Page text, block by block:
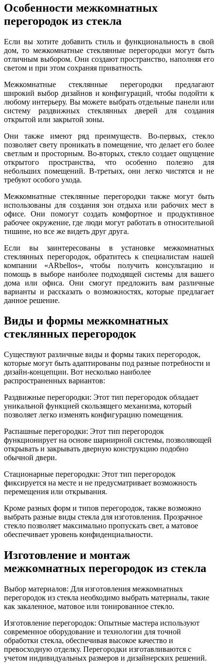
Особенности межкомнатных
перегородок из стекла
Если вы хотите добавить стиль и функциональность в свой
дом, то межкомнатные стеклянные перегородки могут быть
отличным выбором. Они создают пространство, наполняя его
светом и при этом сохраняя приватность.
Межкомнатные стеклянные перегородки предлагают
широкий выбор дизайнов и конфигураций, чтобы подойти к
любому интерьеру. Вы можете выбрать отдельные панели или
систему раздвижных стеклянных дверей для создания
открытой или закрытой зоны.
Они также имеют ряд преимуществ. Во-первых, стекло
позволяет свету проникать в помещение, что делает его более
светлым и просторным. Во-вторых, стекло создает ощущение
открытого пространства, что особенно полезно для
небольших помещений. В-третьих, они легко чистятся и не
требуют особого ухода.
Межкомнатные стеклянные перегородки также могут быть
использованы для создания зон отдыха или рабочих мест в
офисе. Они помогут создать комфортное и продуктивное
рабочее окружение, где люди могут работать в относительной
тишине, но все же видеть друг друга.
Если вы заинтересованы в установке межкомнатных
стеклянных перегородок, обратитесь к специалистам нашей
компании «ARbellos», чтобы получить консультацию и
помощь в выборе наиболее подходящей системы для вашего
дома или офиса. Они смогут предложить вам различные
варианты и рассказать о возможностях, которые предлагает
данное решение.
Виды и формы межкомнатных
стеклянных перегородок
Существуют различные виды и формы таких перегородок,
которые могут быть адаптированы под разные потребности и
дизайн-концепции. Вот несколько наиболее
распространенных вариантов:
Раздвижные перегородки: Этот тип перегородок обладает
уникальной функцией скользящего механизма, который
позволяет легко изменять конфигурацию помещения.
Распашные перегородки: Этот тип перегородок
функционирует на основе шарнирной системы, позволяющей
открывать и закрывать дверную конструкцию подобно
обычной двери.
Стационарные перегородки: Этот тип перегородок
фиксируется на месте и не предусматривает возможность
перемещения или открывания.
Кроме разных форм и типов перегородок, также возможно
выбрать разные виды стекла для изготовления. Прозрачное
стекло позволяет максимально пропускать свет, а матовое
обеспечивает уровень конфиденциальности.
Изготовление и монтаж
межкомнатных перегородок из стекла
Выбор материалов: Для изготовления межкомнатных
перегородок из стекла необходимо выбрать материалы, такие
как закаленное, матовое или тонированное стекло.
Изготовление перегородок: Опытные мастера используют
современное оборудование и технологии для точной
обработки стекла, обеспечивая высокое качество и
превосходную отделку. Перегородки изготавливаются с
учетом индивидуальных размеров и дизайнерских решений.